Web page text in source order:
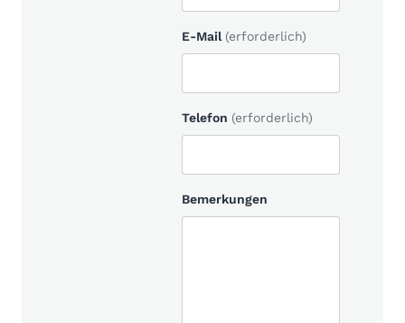
E-Mail (erforderlich)
Telefon (erforderlich)
Bemerkungen